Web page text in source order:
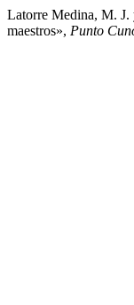
Latorre Medina, M. J.
maestros», Punto